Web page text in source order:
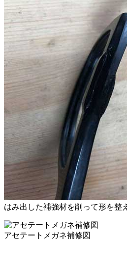
はみ出した補強材を削って形を整
アセテートメガネ補修図